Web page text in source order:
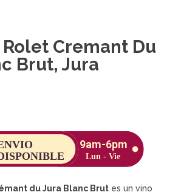
Cremant Du
Brut, Jura
du Jura Blanc Brut es un vino